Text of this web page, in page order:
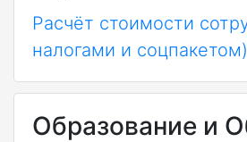
Расчёт стоимости
налогами и соцпакетом)
Образование и